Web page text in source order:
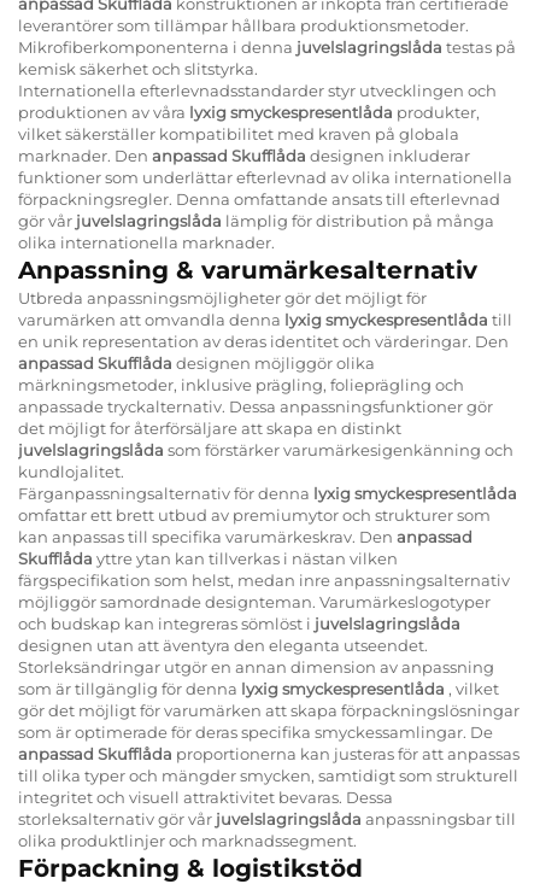
leverantörer som tillämpar hållbara produktionsmetoder.
Mikrofiberkomponenterna i denna juvelslagringslåda testas på
kemisk säkerhet och slitstyrka.
Internationella efterlevnadsstandarder styr utvecklingen och
produktionen av våra lyxig smyckespresentlåda produkter,
vilket säkerställer kompatibilitet med kraven på globala
marknader. Den anpassad Skufflåda designen inkluderar
funktioner som underlättar efterlevnad av olika internationella
förpackningsregler. Denna omfattande ansats till efterlevnad
gör vår juvelslagringslåda lämplig för distribution på många
olika internationella marknader.
Anpassning & varumärkesalternativ
Utbreda anpassningsmöjligheter gör det möjligt för
varumärken att omvandla denna lyxig smyckespresentlåda till
en unik representation av deras identitet och värderingar. Den
anpassad Skufflåda designen möjliggör olika
märkningsmetoder, inklusive prägling, folieprägling och
anpassade tryckalternativ. Dessa anpassningsfunktioner gör
det möjligt for återförsäljare att skapa en distinkt
juvelslagringslåda som förstärker varumärkesigenkänning och
kundlojalitet.
Färganpassningsalternativ för denna lyxig smyckespresentlåda
omfattar ett brett utbud av premiumytor och strukturer som
kan anpassas till specifika varumärkeskrav. Den anpassad
Skufflåda yttre ytan kan tillverkas i nästan vilken
färgspecifikation som helst, medan inre anpassningsalternativ
möjliggör samordnade designteman. Varumärkeslogotyper
och budskap kan integreras sömlöst i juvelslagringslåda
designen utan att äventyra den eleganta utseendet.
Storleksändringar utgör en annan dimension av anpassning
som är tillgänglig för denna lyxig smyckespresentlåda , vilket
gör det möjligt för varumärken att skapa förpackningslösningar
som är optimerade för deras specifika smyckessamlingar. De
anpassad Skufflåda proportionerna kan justeras för att anpassas
till olika typer och mängder smycken, samtidigt som strukturell
integritet och visuell attraktivitet bevaras. Dessa
storleksalternativ gör vår juvelslagringslåda anpassningsbar till
olika produktlinjer och marknadssegment.
Förpackning & logistikstöd